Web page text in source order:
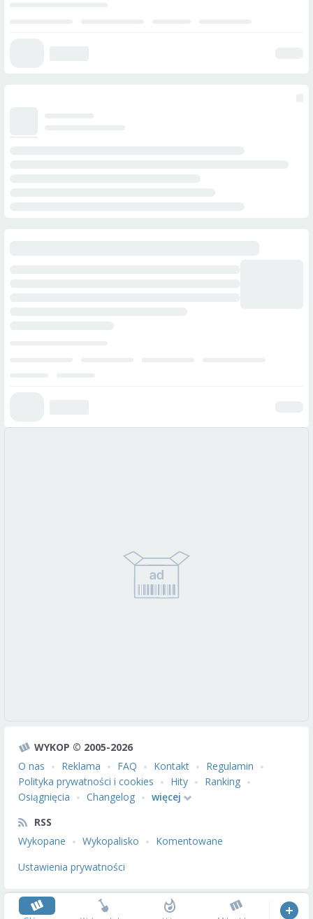
WYKOP © 2005-2026
O nas
Reklama FAQ Kontakt
Regulamin
Polityka prywatności i cookies
Hity
Ranking
Osiągnięcia
Changelog
więcej
RSS
Wykopane
Wykopalisko
Komentowane
Ustawienia prywatności